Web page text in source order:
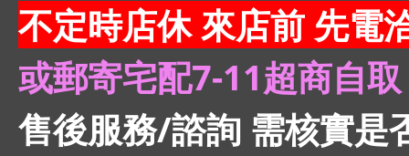
不定時店休 來店前 先電
或郵寄宅配7-11超商自取
售後服務/諮詢 需核實是